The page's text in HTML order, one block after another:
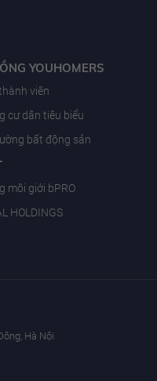
YOUHOMERS
viên
cư dân tiêu biểu
bất động sản
môi giới bPRO
HOLDINGS
Hà Nội